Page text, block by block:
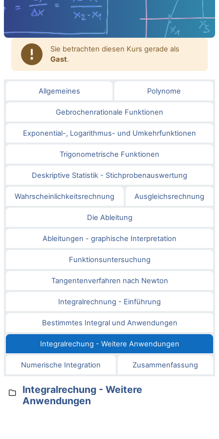
Sie betrachten diesen Kurs gerade als
Gast.
Allgemeines Polynome
Gebrochenrationale Funktionen
Exponential-, Logarithmus- und Umkehrfunktionen
Trigonometrische Funktionen
Deskriptive Statistik - Stichprobenauswertung
Wahrscheinlichkeitsrechnung Ausgleichsrechnung
Die Ableitung
Ableitungen - graphische Interpretation
Funktionsuntersuchung
Tangentenverfahren nach Newton
Integralrechnung - Einführung
Bestimmtes Integral und Anwendungen
Integralrechung - Weitere Anwendungen
Numerische Integration Zusammenfassung
Integralrechung - Weitere
Anwendungen